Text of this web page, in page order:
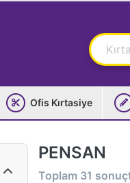
Ofis Kırtasiye
PENSAN
Toplam 31